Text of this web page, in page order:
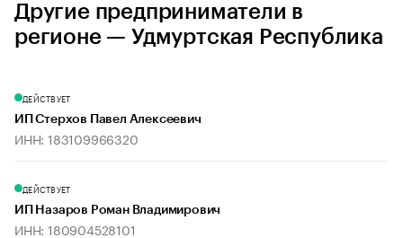
Другие предприниматели в
регионе — Удмуртская Республика
ДЕЙСТВУЕТ
ИП Стерхов Павел Алексеевич
ИНН: 183109966320
ДЕЙСТВУЕТ
ИП Назаров Роман Владимирович
ИНН: 180904528101